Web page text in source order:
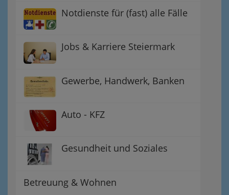
Notdienste für (fast) alle Fälle
Jobs & Karriere Steiermark
Gewerbe, Handwerk, Banken
Auto - KFZ
Gesundheit und Soziales
Betreuung & Wohnen